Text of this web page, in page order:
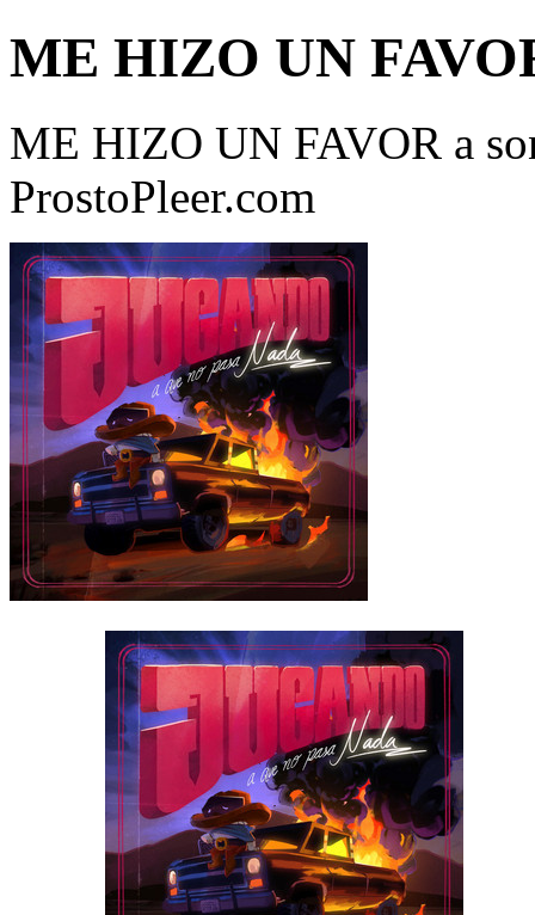
ME HIZO UN
ME HIZO UN FAVOR a
ProstoPleer.com